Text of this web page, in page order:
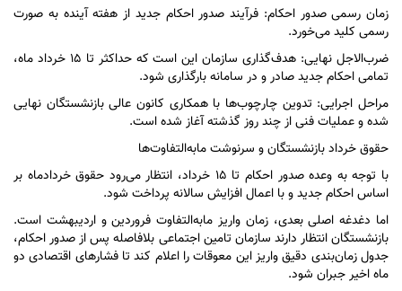
زمان رسمی صدور احکام: فرآیند صدور احکام جدید از هفته آینده به صورت
رسمی کلید می‌خورد.
ضرب‌الاجل نهایی: هدف‌گذاری سازمان این است که حداکثر تا ۱۵ خرداد ماه،
تمامی احکام جدید صادر و در سامانه بارگذاری شود.
مراحل اجرایی: تدوین چارچوب‌ها با همکاری کانون عالی بازنشستگان نهایی
شده و عملیات فنی از چند روز گذشته آغاز شده است.
حقوق خرداد بازنشستگان و سرنوشت مابه‌التفاوت‌ها
با توجه به وعده صدور احکام تا ۱۵ خرداد، انتظار می‌رود حقوق خردادماه بر
اساس احکام جدید و با اعمال افزایش سالانه پرداخت شود.
اما دغدغه اصلی بعدی، زمان واریز مابه‌التفاوت فروردین و اردیبهشت است.
بازنشستگان انتظار دارند سازمان تامین اجتماعی بلافاصله پس از صدور احکام،
جدول زمان‌بندی دقیق واریز این معوقات را اعلام کند تا فشار‌های اقتصادی دو
ماه اخیر جبران شود.